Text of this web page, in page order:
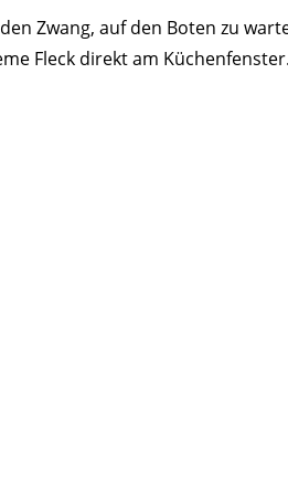
Zwang, auf den Boten zu
Fleck direkt am